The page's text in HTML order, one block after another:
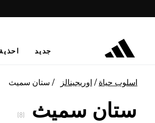
جديد احذية
اسلوب حياة اوريجينالز ستان سميث
ستان سميث (8)